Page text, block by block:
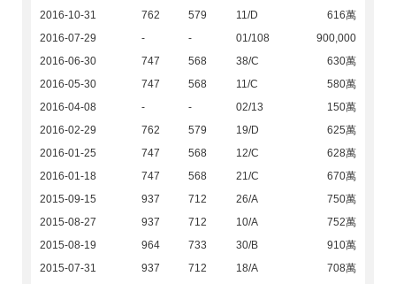
2016-10-31
762 579 11/D
616萬
2016-07-29
- - 01/108
900,000
2016-06-30
747 568 38/C
630萬
2016-05-30
747 568 11/C
580萬
2016-04-08
- - 02/13
150萬
2016-02-29
762 579 19/D
625萬
2016-01-25
747 568 12/C
628萬
2016-01-18
747 568 21/C
670萬
2015-09-15
937 712 26/A
750萬
2015-08-27
937 712 10/A
752萬
2015-08-19
964 733 30/B
910萬
2015-07-31
937 712 18/A
708萬